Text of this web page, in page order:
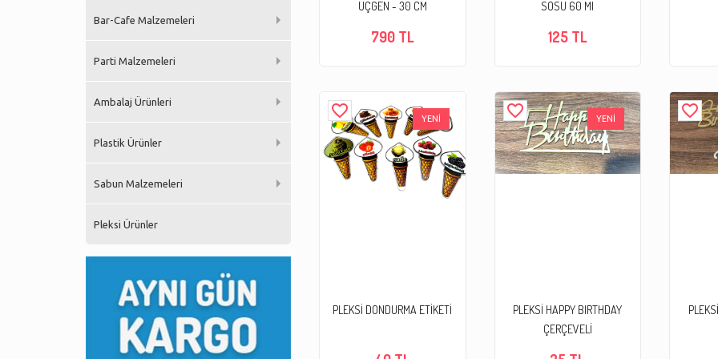
Bar-Cafe Malzemeleri
Parti Malzemeleri
Ambalaj Ürünleri
Plastik Ürünler
Sabun Malzemeleri
Pleksi Ürünler
ÜÇGEN - 30 CM
790 TL
SOSU 60 Ml
125 TL
favorite_border YENİ
PLEKSİ DONDURMA ETİKETİ
favorite_border YENİ
PLEKSİ HAPPY BIRTHDAY
ÇERÇEVELİ
favorite_border